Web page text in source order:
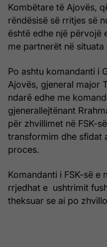
Kombëtare të Ajovës,
rëndësisë së rritjes së
është edhe një përvojë
me partnerët në situata
Po ashtu komandanti i
Ajovës, gjeneral major
ndarë edhe me
gjenerallejtënant
për zhvillimet në FSK-
transformim dhe sfidat
proces.
Komandanti i FSK-së
rrjedhat e ushtrimit
theksuar se ai po